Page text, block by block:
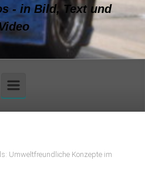
- in Bild, Text und
Umweltfreundliche Konzepte im